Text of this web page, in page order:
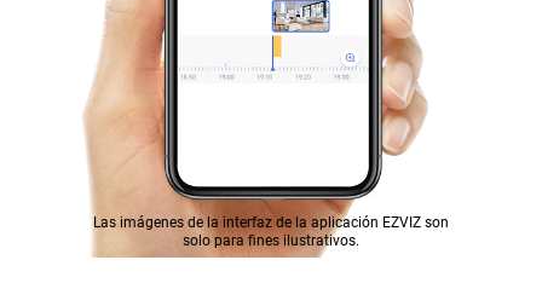
Las imágenes de la interfaz de la aplicación EZVIZ son
solo para fines ilustrativos.